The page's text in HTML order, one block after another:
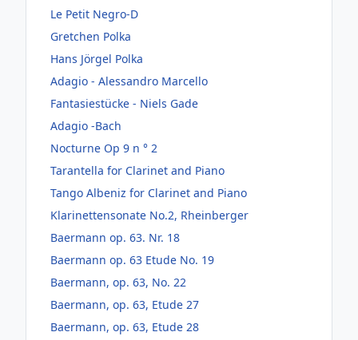
Le Petit Negro-D
Gretchen Polka
Hans Jörgel Polka
Adagio - Alessandro Marcello
Fantasiestücke - Niels Gade
Adagio -Bach
Nocturne Op 9 n ° 2
Tarantella for Clarinet and Piano
Tango Albeniz for Clarinet and Piano
Klarinettensonate No.2, Rheinberger
Baermann op. 63. Nr. 18
Baermann op. 63 Etude No. 19
Baermann, op. 63, No. 22
Baermann, op. 63, Etude 27
Baermann, op. 63, Etude 28